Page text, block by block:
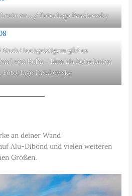
an… / Foto: Ingo Paszkowsky
Nach Hochgeistigem gibt es
von Kuba – Rum als Botschafter
Foto: Ingo Paszkowsky
an deiner Wand
Alu-Dibond und vielen weiteren
Größen.